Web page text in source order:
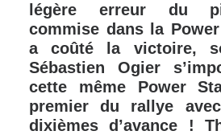
légère erreur du
commise dans la
a coûté la victoire,
Sébastien Ogier
cette même Power
premier du rallye
dixièmes d’avance !